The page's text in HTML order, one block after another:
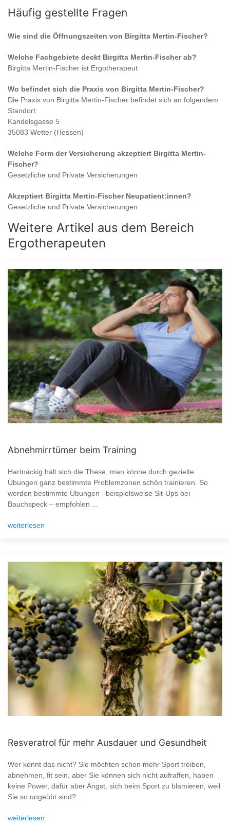
Häufig gestellte Fragen
Wie sind die Öffnungszeiten von Birgitta Mertin-Fischer?
Welche Fachgebiete deckt Birgitta Mertin-Fischerab?
Birgitta Mertin-Fischer ist Ergotherapeut
Wo befindet sich die Praxis von Birgitta Mertin-Fischer?
Die Praxis von Birgitta Mertin-Fischer befindet sich an folgendem
Standort:
Kandelsgasse 5
35083 Wetter (Hessen)
Welche Form der Versicherung akzeptiert Birgitta Mertin-
Fischer?
Gesetzliche und Private Versicherungen
Akzeptiert Birgitta Mertin-FischerNeupatient:innen?
Gesetzliche und Private Versicherungen
Weitere Artikel aus dem Bereich
Ergotherapeuten
Abnehmirrtümer beim Training
Hartnäckig hält sich die These, man könne durch gezielte
Übungen ganz bestimmte Problemzonen schön trainieren. So
werden bestimmte Übungen –beispielsweise Sit-Ups bei
Bauchspeck – empfohlen ...
weiterlesen
Resveratrol für mehr Ausdauer und Gesundheit
Wer kennt das nicht? Sie möchten schon mehr Sport treiben,
abnehmen, fit sein, aber Sie können sich nicht aufraffen, haben
keine Power, dafür aber Angst, sich beim Sport zu blamieren, weil
Sie so ungeübt sind? ...
weiterlesen